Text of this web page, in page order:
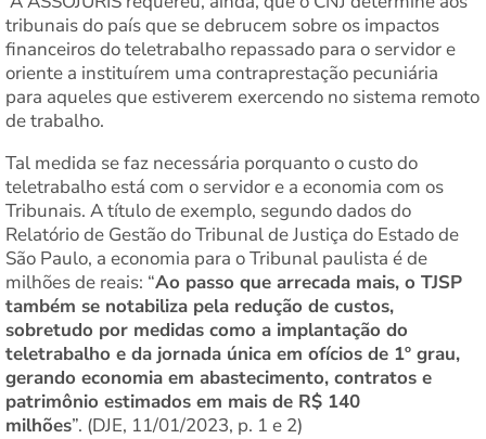
tribunais do país que se debrucem sobre os impactos
financeiros do teletrabalho repassado para o servidor e
oriente a instituírem uma contraprestação pecuniária
para aqueles que estiverem exercendo no sistema remoto
de trabalho.
Tal medida se faz necessária porquanto o custo do
teletrabalho está com o servidor e a economia com os
Tribunais. A título de exemplo, segundo dados do
Relatório de Gestão do Tribunal de Justiça do Estado de
São Paulo, a economia para o Tribunal paulista é de
milhões de reais: “Ao passo que arrecada mais, o TJSP
também se notabiliza pela redução de custos,
sobretudo por medidas como a implantação do
teletrabalho e da jornada única em ofícios de 1º grau,
gerando economia em abastecimento, contratos e
patrimônio estimados em mais de R$ 140
milhões”. (DJE, 11/01/2023, p. 1 e 2)